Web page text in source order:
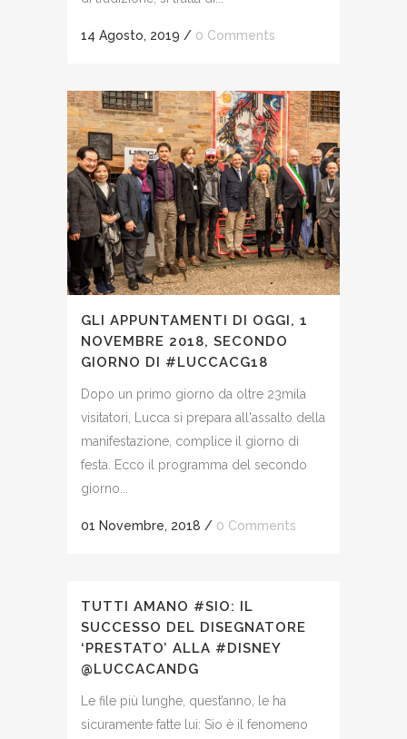
14 Agosto, 2019 / 0 Comments
GLI APPUNTAMENTI DI OGGI, 1
NOVEMBRE 2018, SECONDO
GIORNO DI #LUCCACG18
Dopo un primo giorno da oltre 23mila
visitatori, Lucca si prepara all'assalto della
manifestazione, complice il giorno di
festa. Ecco il programma del secondo
giorno...
01 Novembre, 2018 / 0 Comments
TUTTI AMANO #SIO: IL
SUCCESSO DEL DISEGNATORE
‘PRESTATO’ ALLA #DISNEY
@LUCCACANDG
Le file più lunghe, quest’anno, le ha
sicuramente fatte lui: Sio è il fenomeno